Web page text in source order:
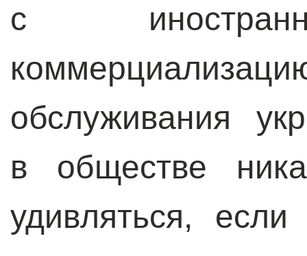
с
обслуживания
в обществе
удивляться, если